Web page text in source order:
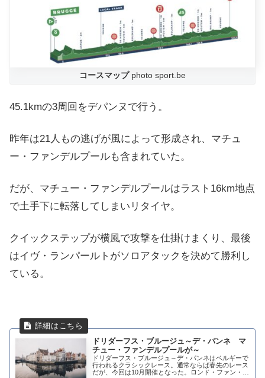
コースマップphoto sport.be
45.1kmの3周回をデパンヌで行う。
昨年は21人もの逃げが風によって形成され、マチュ
ー・ファンデルプールも含まれていた。
だが、マチュー・ファンデルプールはラスト16km地点
で土手下に転落してしまいリタイヤ。
クイックステップが横風で攻撃を仕掛けまくり、最後
はイヴ・ランパールトがソロアタックを決めて勝利し
ている。
ドリダーフス・ブルージュ～デ・パンネ マ
チュー・ファンデルプールが～
ドリダーフス・ブルージュ～デ・パンネはベルギーで
行われるクラシックレース。通常ならば春先のレース
だが、今回は10月開催となった。ロンド・ファン・フ